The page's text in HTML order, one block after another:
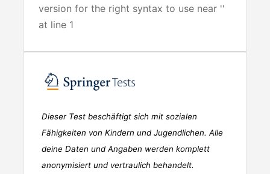
version for the right syntax to use near ''
at line 1
Dieser Test beschäftigt sich mit sozialen
Fähigkeiten von Kindern und Jugendlichen. Alle
deine Daten und Angaben werden komplett
anonymisiert und vertraulich behandelt.